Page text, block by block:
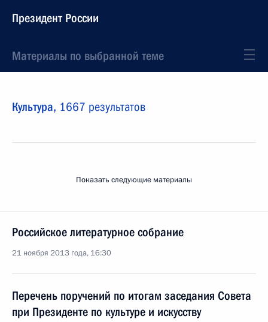
Президент России
Материалы по выбранной теме
Культура, 1667 результатов
Показать следующие материалы
Российское литературное собрание
21 ноября 2013 года, 16:30
Перечень поручений по итогам заседания Совета
при Президенте по культуре и искусству